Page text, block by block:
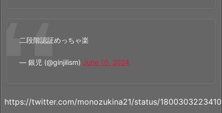
二段階認証めっちゃ楽
— 銀児 (@ginjilism) June 10, 2024
https://twitter.com/monozukina21/status/